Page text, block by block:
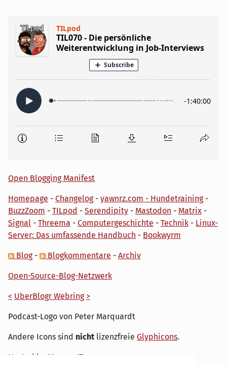
Open Blogging Manifest
Homepage - Changelog- yawnrz.com - Hundetraining-
BuzzZoom - TILpod - Serendipity - Mastodon - Matrix -
Signal - Threema - Computergeschichte - Technik - Linux-
Server: Das umfassende Handbuch - Bookwyrm
Blog- Blogkommentare - Archiv
Open-Source-Blog-Netzwerk
< UberBlogr Webring >
Podcast-Logo von Peter Marquardt
Andere Icons sind nicht lizenzfreie Glyphicons.
Hosted by My own IT.